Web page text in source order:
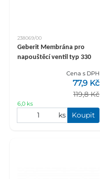
238069/00
Geberit Membrána pro
napouštěcí ventil typ 330
Cena s DPH
119,8 Kč
77,9 Kč
6,0 ks
ks Koupit